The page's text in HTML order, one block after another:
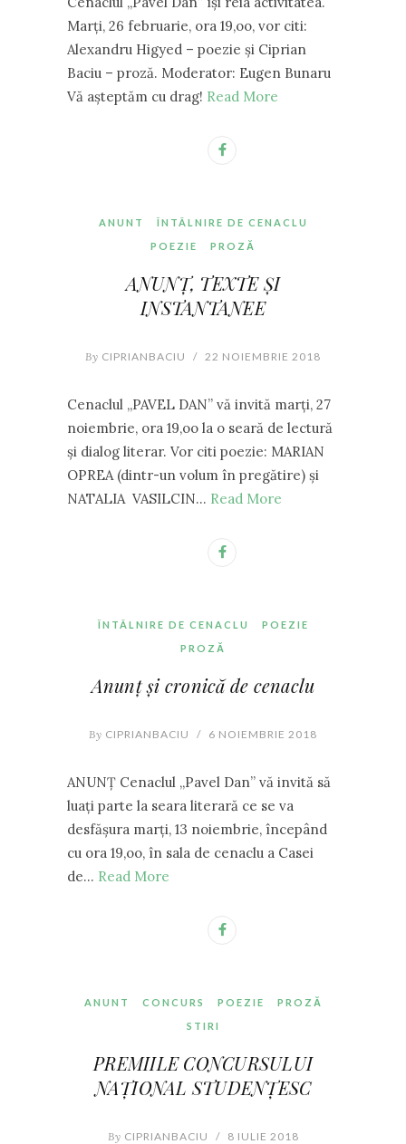
Marți, 26 februarie, ora 19,oo, vor citi:
Alexandru Higyed – poezie și Ciprian
Baciu – proză. Moderator: Eugen Bunaru
Vă așteptăm cu drag! Read More
ANUNT
ÎNTÂLNIRE DE CENACLU
POEZIE
PROZĂ
ANUNȚ, TEXTE ȘI
INSTANTANEE
By CIPRIANBACIU / 22 NOIEMBRIE 2018
Cenaclul ,,PAVEL DAN” vă invită marți, 27
noiembrie, ora 19,oo la o seară de lectură
și dialog literar. Vor citi poezie: MARIAN
OPREA (dintr-un volum în pregătire) și
NATALIA VASILCIN… Read More
ÎNTÂLNIRE DE CENACLU
POEZIE
PROZĂ
Anunț și cronică de cenaclu
By CIPRIANBACIU / 6 NOIEMBRIE 2018
ANUNȚ Cenaclul ,,Pavel Dan” vă invită să
luați parte la seara literară ce se va
desfășura marți, 13 noiembrie, începând
cu ora 19,oo, în sala de cenaclu a Casei
de… Read More
ANUNT CONCURS POEZIE
PROZĂ
STIRI
PREMIILE CONCURSULUI
NAȚIONAL STUDENȚESC
By CIPRIANBACIU / 8 IULIE 2018